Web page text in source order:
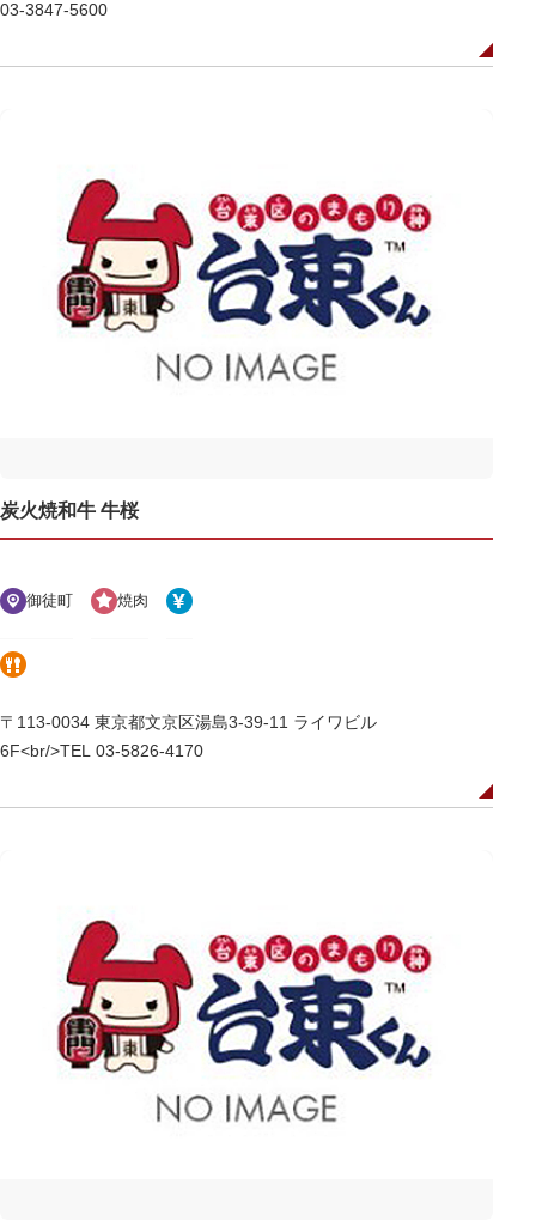
03-3847-5600
炭火焼和牛 牛桜
御徒町 焼肉
〒113-0034 東京都文京区湯島3-39-11 ライワビル
6F<br/>TEL 03-5826-4170